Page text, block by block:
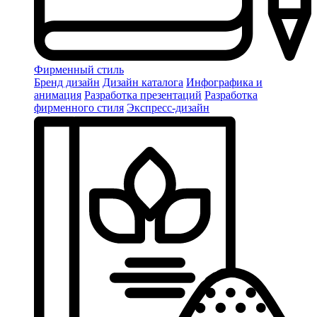
Фирменный стиль
Бренд дизайн Дизайн каталога Инфографика и
анимация Разработка презентаций Разработка
фирменного стиля Экспресс-дизайн